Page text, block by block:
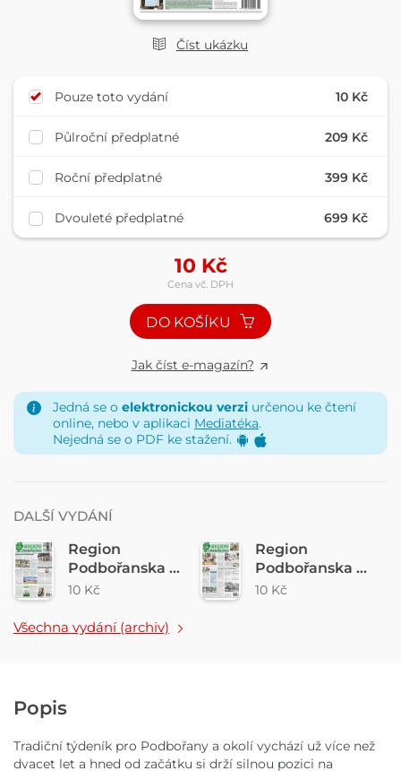
Číst ukázku
Pouze toto vydání 10 Kč
Půlroční předplatné 209 Kč
Roční předplatné 399 Kč
Dvouleté předplatné 699 Kč
10 Kč
Cena vč. DPH
DO KOŠÍKU
Jak číst e-magazín?
Jedná se o elektronickou verzi určenou ke čtení
online, nebo v aplikaci Mediatéka.
Nejedná se o PDF ke stažení.
DALŠÍ VYDÁNÍ
Region
Podbořanska č.
31/2026
10 Kč
Region
Podbořanska č.
30/2026
10 Kč
Všechna vydání (archiv)
Popis
Tradiční týdeník pro Podbořany a okolí vychází už více než
dvacet let a hned od začátku si drží silnou pozici na